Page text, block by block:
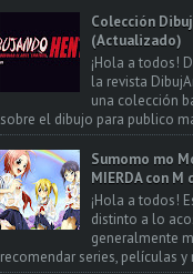
Colección
(Actualizado)
¡Hola a todos!
la revista
una colección
sobre el dibujo para publico
Sumomo mo
MIERDA con M
¡Hola a todos!
distinto a lo
generalmente
recomendar series, películas y